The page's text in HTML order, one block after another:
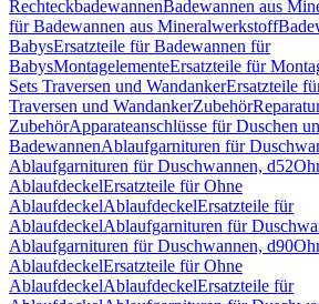
RechteckbadewannenBadewannen aus
für Badewannen aus Mineralwerkstoff
BabysErsatzteile für Badewannen für
BabysMontagelementeErsatzteile für
Sets Traversen und WandankerErsatzteile
Traversen und WandankerZubehör
ZubehörApparateanschlüsse für Duschen
BadewannenAblaufgarnituren für
Ablaufgarnituren für Duschwannen, d52
AblaufdeckelErsatzteile für Ohne
AblaufdeckelAblaufdeckelErsatzteile für
AblaufdeckelAblaufgarnituren für
Ablaufgarnituren für Duschwannen, d90
AblaufdeckelErsatzteile für Ohne
AblaufdeckelAblaufdeckelErsatzteile für